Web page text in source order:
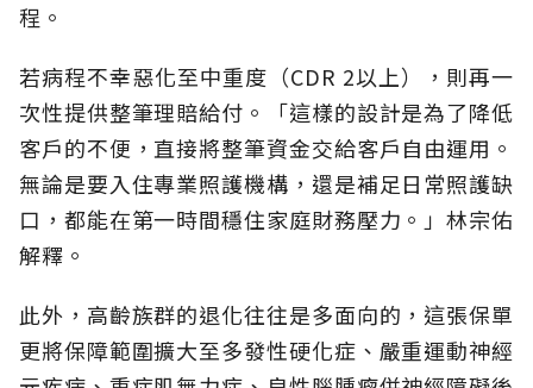
程。
若病程不幸惡化至中重度（CDR 2以上），則再一
次性提供整筆理賠給付。「這樣的設計是為了降低
客戶的不便，直接將整筆資金交給客戶自由運用。
無論是要入住專業照護機構，還是補足日常照護缺
口，都能在第一時間穩住家庭財務壓力。」林宗佑
解釋。
此外，高齡族群的退化往往是多面向的，這張保單
更將保障範圍擴大至多發性硬化症、嚴重運動神經